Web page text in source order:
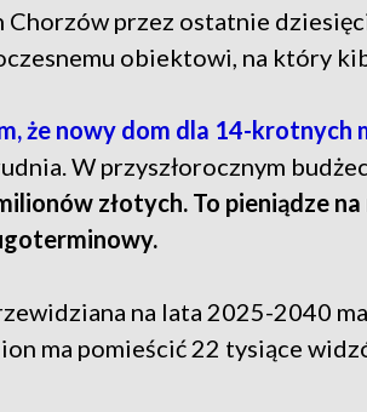
Chorzów przez ostatnie
obiektowi, na który
że nowy dom dla 14-
W przyszłorocznym
złotych. To pieniądze
na lata 2025-2040
ma pomieścić 22 tysiące